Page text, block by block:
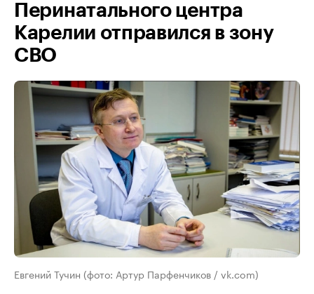
Перинатального центра
Карелии отправился в зону
СВО
Евгений Тучин (фото: Артур Парфенчиков / vk.com)